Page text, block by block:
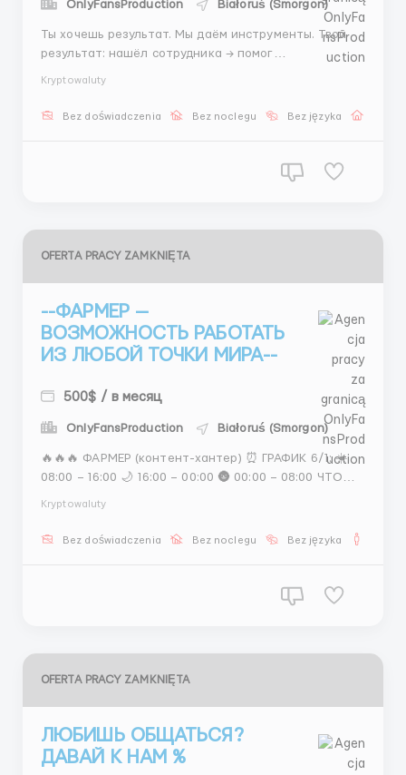
OnlyFansProduction Białoruś (Smorgon)
Ты хочешь результат. Мы даём инструменты. Твой
результат: нашёл сотрудника → помог
@stasss9999 / @hrstas ...
Kryptowaluty
Bez doświadczenia Bez noclegu Bez języka
OFERTA PRACY ZAMKNIĘTA
--ФАРМЕР —
ВОЗМОЖНОСТЬ РАБОТАТЬ
ИЗ ЛЮБОЙ ТОЧКИ МИРА--
500$ / в месяц
OnlyFansProduction Białoruś (Smorgon)
🔥🔥🔥 ФАРМЕР (контент-хантер) ⏰ ГРАФИК 6/1: ☀️
08:00 – 16:00 🌙 16:00 – 00:00 🌚 00:00 – 08:00 ЧТО
редакторе ✨ Готовим анкеты для Telegram и
Kryptowaluty
Bez doświadczenia Bez noclegu Bez języka
OFERTA PRACY ZAMKNIĘTA
ЛЮБИШЬ ОБЩАТЬСЯ?
ДАВАЙ К НАМ %